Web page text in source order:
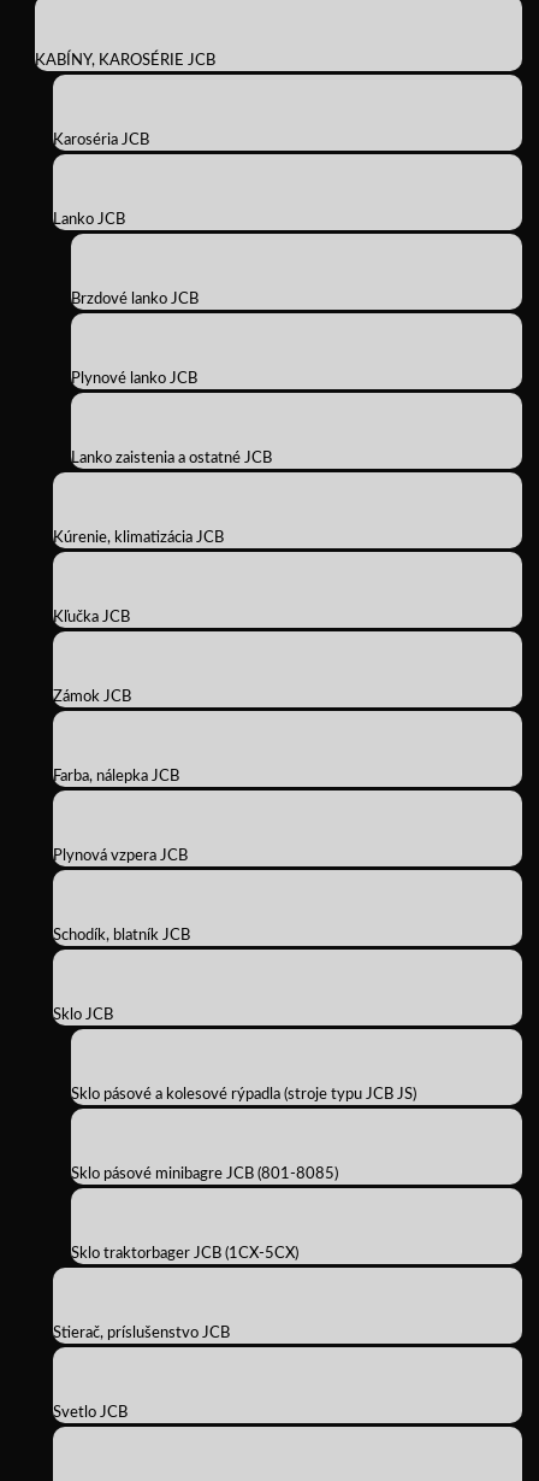
KABÍNY, KAROSÉRIE JCB
Karoséria JCB
Lanko JCB
Brzdové lanko JCB
Plynové lanko JCB
Lanko zaistenia a ostatné JCB
Kúrenie, klimatizácia JCB
Kľučka JCB
Zámok JCB
Farba, nálepka JCB
Plynová vzpera JCB
Schodík, blatník JCB
Sklo JCB
Sklo pásové a kolesové rýpadla (stroje typu JCB JS)
Sklo pásové minibagre JCB (801-8085)
Sklo traktorbager JCB (1CX-5CX)
Stierač, príslušenstvo JCB
Svetlo JCB